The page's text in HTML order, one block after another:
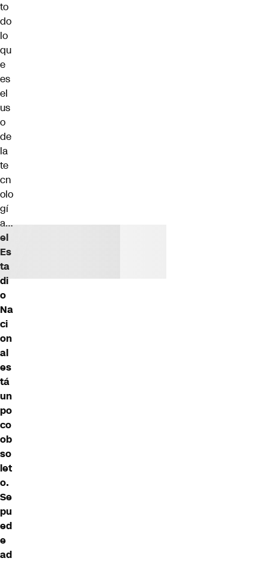
to
do
lo
qu
e
es
el
us
o
de
la
te
cn
olo
gí
a…
el
Es
ta
di
o
Na
ci
on
al
es
tá
un
po
co
ob
so
let
o.
Se
pu
ed
e
ad